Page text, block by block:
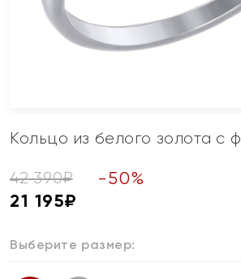
Кольцо из белого золота с
42 390₽ -50%
21 195₽
Выберите размер: